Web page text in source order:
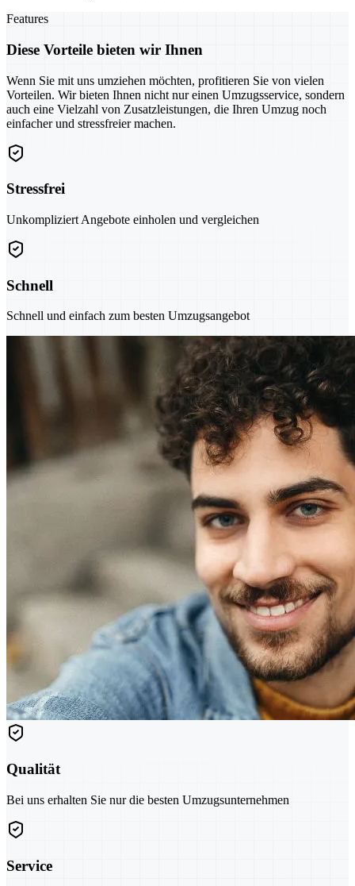
Features
Diese Vorteile bieten wir Ihnen
Wenn Sie mit uns umziehen möchten, profitieren Sie von vielen
Vorteilen. Wir bieten Ihnen nicht nur einen Umzugsservice, sondern
auch eine Vielzahl von Zusatzleistungen, die Ihren Umzug noch
einfacher und stressfreier machen.
Stressfrei
Unkompliziert Angebote einholen und vergleichen
Schnell
Schnell und einfach zum besten Umzugsangebot
Qualität
Bei uns erhalten Sie nur die besten Umzugsunternehmen
Service